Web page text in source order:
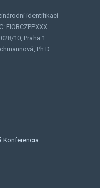
identifikaci
FIOBCZPPXXX.
10, Praha 1.
Ph.D.
Konferencia